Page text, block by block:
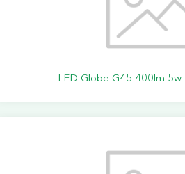
LED Globe G45 400lm 5w